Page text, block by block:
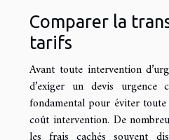
Comparer la
tarifs
Avant toute intervention
d’exiger un devis urgence
fondamental pour éviter
coût intervention. De